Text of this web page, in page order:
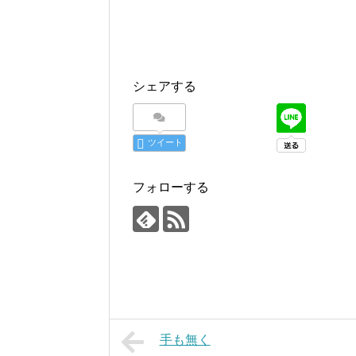
シェアする
ツイート
フォローする
手も無く